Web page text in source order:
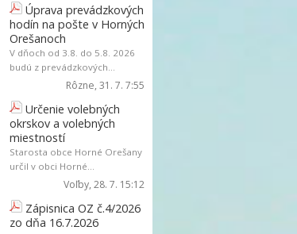
Úprava prevádzkových
hodín na pošte v Horných
Orešanoch
V dňoch od 3.8. do 5.8. 2026
budú z prevádzkových...
Rôzne, 31. 7. 7:55
Určenie volebných
okrskov a volebných
miestností
Starosta obce Horné Orešany
určil v obci Horné...
Voľby, 28. 7. 15:12
Zápisnica OZ č.4/2026
zo dňa 16.7.2026